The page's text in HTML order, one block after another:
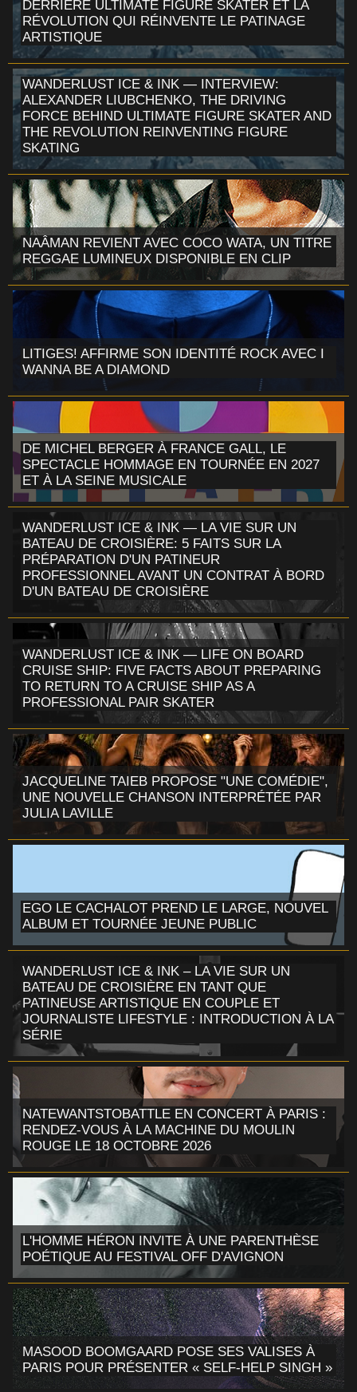
DERRIÈRE ULTIMATE FIGURE SKATER ET LA
RÉVOLUTION QUI RÉINVENTE LE PATINAGE
ARTISTIQUE
WANDERLUST ICE & INK — INTERVIEW:
ALEXANDER LIUBCHENKO, THE DRIVING
FORCE BEHIND ULTIMATE FIGURE SKATER AND
THE REVOLUTION REINVENTING FIGURE
SKATING
NAÂMAN REVIENT AVEC COCO WATA, UN TITRE
REGGAE LUMINEUX DISPONIBLE EN CLIP
LITIGES! AFFIRME SON IDENTITÉ ROCK AVEC I
WANNA BE A DIAMOND
DE MICHEL BERGER À FRANCE GALL, LE
SPECTACLE HOMMAGE EN TOURNÉE EN 2027
ET À LA SEINE MUSICALE
WANDERLUST ICE & INK — LA VIE SUR UN
BATEAU DE CROISIÈRE: 5 FAITS SUR LA
PRÉPARATION D'UN PATINEUR
PROFESSIONNEL AVANT UN CONTRAT À BORD
D'UN BATEAU DE CROISIÈRE
WANDERLUST ICE & INK — LIFE ON BOARD
CRUISE SHIP: FIVE FACTS ABOUT PREPARING
TO RETURN TO A CRUISE SHIP AS A
PROFESSIONAL PAIR SKATER
JACQUELINE TAIEB PROPOSE "UNE COMÉDIE",
UNE NOUVELLE CHANSON INTERPRÉTÉE PAR
JULIA LAVILLE
EGO LE CACHALOT PREND LE LARGE, NOUVEL
ALBUM ET TOURNÉE JEUNE PUBLIC
WANDERLUST ICE & INK – LA VIE SUR UN
BATEAU DE CROISIÈRE EN TANT QUE
PATINEUSE ARTISTIQUE EN COUPLE ET
JOURNALISTE LIFESTYLE : INTRODUCTION À LA
SÉRIE
NATEWANTSTOBATTLE EN CONCERT À PARIS :
RENDEZ-VOUS À LA MACHINE DU MOULIN
ROUGE LE 18 OCTOBRE 2026
L'HOMME HÉRON INVITE À UNE PARENTHÈSE
POÉTIQUE AU FESTIVAL OFF D'AVIGNON
MASOOD BOOMGAARD POSE SES VALISES À
PARIS POUR PRÉSENTER « SELF-HELP SINGH »